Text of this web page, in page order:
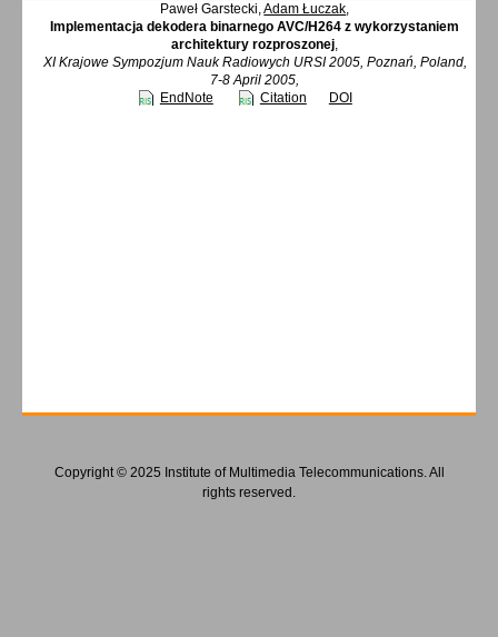
Paweł Garstecki,Adam Łuczak,
Implementacja dekodera binarnego AVC/H264 z wykorzystaniem
architektury rozproszonej,
XI Krajowe Sympozjum Nauk Radiowych URSI 2005, Poznań, Poland,
7-8 April 2005,
EndNote
Citation DOI
Copyright © 2025 Institute of Multimedia Telecommunications. All
rights reserved.